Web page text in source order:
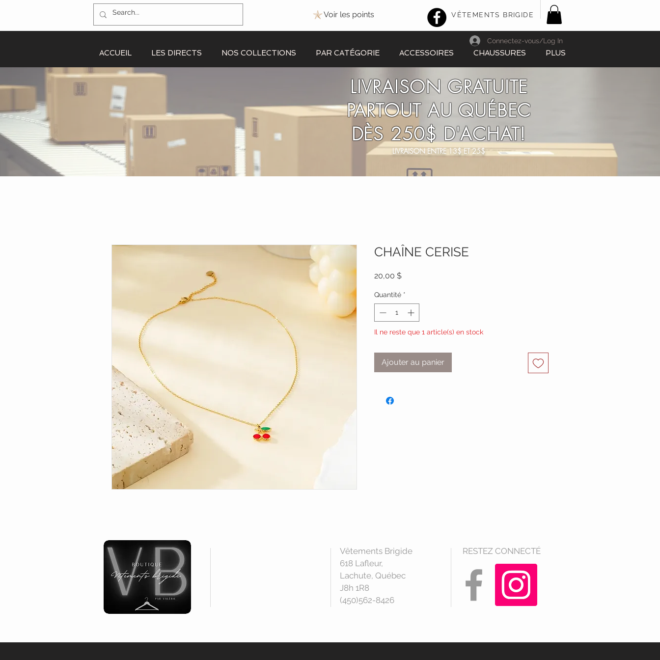
Voir les points VÊTEMENTS BRIGIDE
ACCUEIL LES DIRECTS NOS COLLECTIONS PAR CATÉGORIE ACCESSOIRES CHAUSSURES PLUS
Connectez-vous/Log In
LIVRAISON GRATUITE
PARTOUT AU QUÉBEC
DÈS 250$ D'ACHAT!
LIVRAISON ENTRE 13$ ET 25$
CHAÎNE CERISE
20,00 $Prix
Quantité *
Il ne reste que 1 article(s) en stock
Ajouter au panier
Vêtements Brigide
618 Lafleur,
Lachute, Québec
J8h 1R8
(450)562-8426
RESTEZ CONNECTÉ